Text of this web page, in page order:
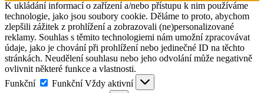
K ukládání informací o zařízení a/nebo přístupu k nim používáme
technologie, jako jsou soubory cookie. Děláme to proto, abychom
zlepšili zážitek z prohlížení a zobrazovali (ne)personalizované
reklamy. Souhlas s těmito technologiemi nám umožní zpracovávat
údaje, jako je chování při prohlížení nebo jedinečné ID na těchto
stránkách. Neudělení souhlasu nebo jeho odvolání může negativně
ovlivnit některé funkce a vlastnosti.
Funkční
Funkční Vždy aktivní